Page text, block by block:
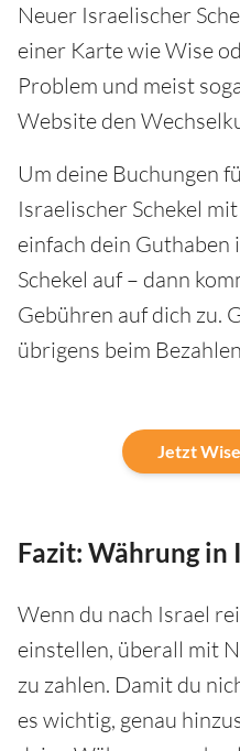
Neuer Israelischer
einer Karte wie Wise
Problem und meist
Website den
Um deine Buchungen
Israelischer Schekel
einfach dein
Schekel auf – dann
Gebühren auf dich zu.
übrigens beim
Jetzt
Fazit: Währung in
Wenn du nach Israel
einstellen, überall mit
zu zahlen. Damit du
es wichtig, genau